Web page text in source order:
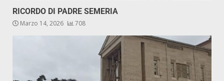
RICORDO DI PADRE SEMERIA
Marzo 14, 2026 708